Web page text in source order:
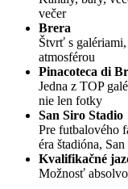
večer
Brera
Štvrť s
atmosférou
Pinacoteca di
Jedna z TOP
nie len fotky
San Siro Stadio
Pre futbalového
éra štadióna,
Kvalifikačné
Možnosť